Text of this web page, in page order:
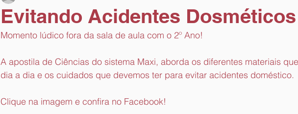
Evitando Acidentes Dosméticos
Momento lúdico fora da sala de aula com o 2º Ano!
A apostila de Ciências do sistema Maxi, aborda os diferentes materiais
dia a dia e os cuidados que devemos ter para evitar acidentes doméstico.
Clique na imagem e confira no Facebook!